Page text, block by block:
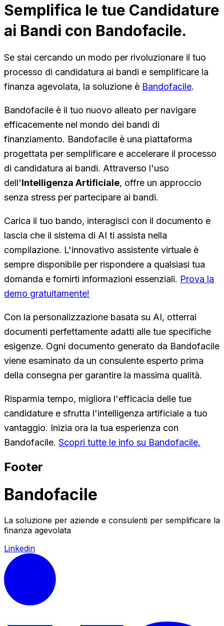
Semplifica le tue Candidature
ai Bandi con Bandofacile.
Se stai cercando un modo per rivoluzionare il tuo
processo di candidatura ai bandi e semplificare la
finanza agevolata, la soluzione è Bandofacile.
Bandofacile è il tuo nuovo alleato per navigare
efficacemente nel mondo dei bandi di
finanziamento. Bandofacile è una piattaforma
progettata per semplificare e accelerare il processo
di candidatura ai bandi. Attraverso l'uso
dell'Intelligenza Artificiale, offre un approccio
senza stress per partecipare ai bandi.
Carica il tuo bando, interagisci con il documento e
lascia che il sistema di AI ti assista nella
compilazione. L'innovativo assistente virtuale è
sempre disponibile per rispondere a qualsiasi tua
domanda e fornirti informazioni essenziali. Prova la
demo gratuitamente!
Con la personalizzazione basata su AI, otterrai
documenti perfettamente adatti alle tue specifiche
esigenze. Ogni documento generato da Bandofacile
viene esaminato da un consulente esperto prima
della consegna per garantire la massima qualità.
Risparmia tempo, migliora l'efficacia delle tue
candidature e sfrutta l'intelligenza artificiale a tuo
vantaggio. Inizia ora la tua esperienza con
Bandofacile. Scopri tutte le info su Bandofacile.
Footer
Bandofacile
La soluzione per aziende e consulenti per semplificare la
finanza agevolata
Linkedin